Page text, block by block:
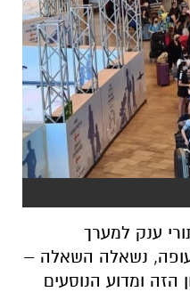
ענק למערך
נשאלה השאלה –
הזה ומדוע הנוסעים